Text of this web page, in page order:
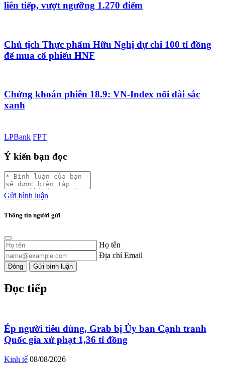
liên tiếp, vượt ngưỡng 1.270 điểm
Chủ tịch Thực phẩm Hữu Nghị dự chi 100 tỉ đồng
để mua cổ phiếu HNF
Chứng khoán phiên 18.9: VN-Index nối dài sắc
xanh
LPBank FPT
Ý kiến bạn đọc
Gửi bình luận
Thông tin người gửi
Họ tên
Địa chỉ Email
Đóng Gửi bình luận
Đọc tiếp
Ép người tiêu dùng, Grab bị Ủy ban Cạnh tranh
Quốc gia xử phạt 1,36 tỉ đồng
Kinh tế 08/08/2026